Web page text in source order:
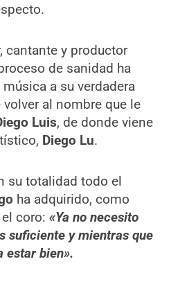
cantante y productor
de sanidad ha
a su verdadera
al nombre que le
Luis, de donde viene
Diego Lu.
su totalidad todo el
ha adquirido, como
el coro:«Ya no necesito
suficiente y mientras que
estar bien».